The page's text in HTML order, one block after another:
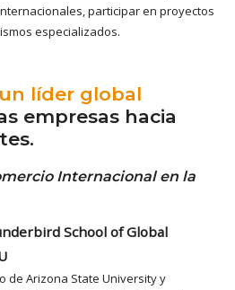
participar en proyectos
especializados.
líder global
empresas hacia
Internacional en la
School of Global
de Arizona State University y